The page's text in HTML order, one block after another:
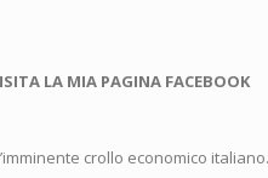
LA MIA PAGINA FACEBOOK
crollo economico italiano.